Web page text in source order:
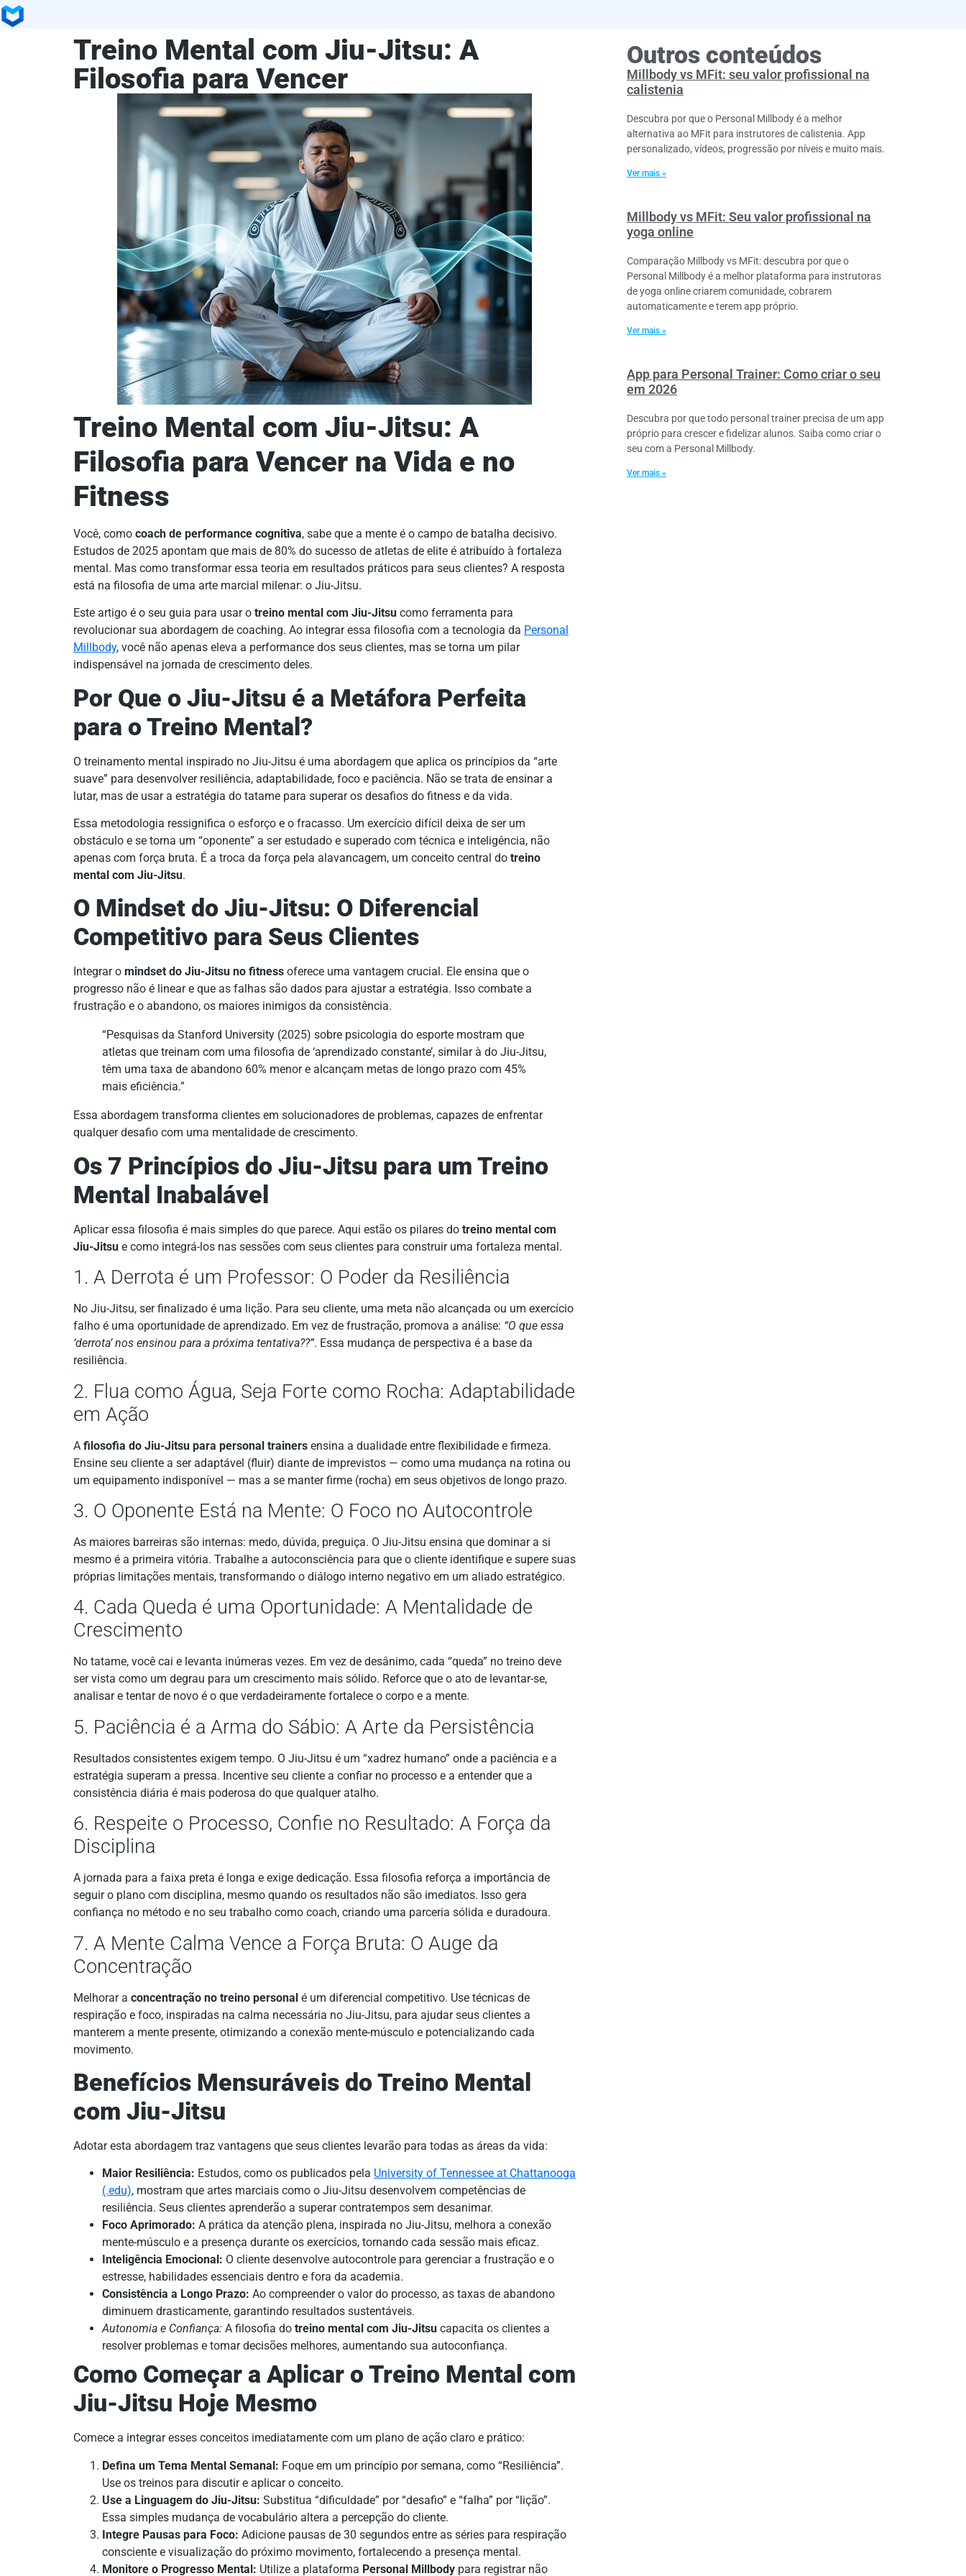
Treino Mental com Jiu-Jitsu: A
Filosofia para Vencer
Treino Mental com Jiu-Jitsu: A
Filosofia para Vencer na Vida e no
Fitness
Você, como coach de performance cognitiva, sabe que a mente é o campo de batalha decisivo.
Estudos de 2025 apontam que mais de 80% do sucesso de atletas de elite é atribuído à fortaleza
mental. Mas como transformar essa teoria em resultados práticos para seus clientes? A resposta
está na filosofia de uma arte marcial milenar: o Jiu-Jitsu.
Este artigo é o seu guia para usar o treino mental com Jiu-Jitsu como ferramenta para
revolucionar sua abordagem de coaching. Ao integrar essa filosofia com a tecnologia da Personal
Millbody, você não apenas eleva a performance dos seus clientes, mas se torna um pilar
indispensável na jornada de crescimento deles.
Por Que o Jiu-Jitsu é a Metáfora Perfeita
para o Treino Mental?
O treinamento mental inspirado no Jiu-Jitsu é uma abordagem que aplica os princípios da “arte
suave” para desenvolver resiliência, adaptabilidade, foco e paciência. Não se trata de ensinar a
lutar, mas de usar a estratégia do tatame para superar os desafios do fitness e da vida.
Essa metodologia ressignifica o esforço e o fracasso. Um exercício difícil deixa de ser um
obstáculo e se torna um “oponente” a ser estudado e superado com técnica e inteligência, não
apenas com força bruta. É a troca da força pela alavancagem, um conceito central do treino
mental com Jiu-Jitsu.
O Mindset do Jiu-Jitsu: O Diferencial
Competitivo para Seus Clientes
Integrar o mindset do Jiu-Jitsu no fitness oferece uma vantagem crucial. Ele ensina que o
progresso não é linear e que as falhas são dados para ajustar a estratégia. Isso combate a
frustração e o abandono, os maiores inimigos da consistência.
“Pesquisas da Stanford University (2025) sobre psicologia do esporte mostram que
atletas que treinam com uma filosofia de ‘aprendizado constante’, similar à do Jiu-Jitsu,
têm uma taxa de abandono 60% menor e alcançam metas de longo prazo com 45%
mais eficiência.”
Essa abordagem transforma clientes em solucionadores de problemas, capazes de enfrentar
qualquer desafio com uma mentalidade de crescimento.
Os 7 Princípios do Jiu-Jitsu para um Treino
Mental Inabalável
Aplicar essa filosofia é mais simples do que parece. Aqui estão os pilares do treino mental com
Jiu-Jitsu e como integrá-los nas sessões com seus clientes para construir uma fortaleza mental.
1. A Derrota é um Professor: O Poder da Resiliência
No Jiu-Jitsu, ser finalizado é uma lição. Para seu cliente, uma meta não alcançada ou um exercício
falho é uma oportunidade de aprendizado. Em vez de frustração, promova a análise: “O que essa
‘derrota’ nos ensinou para a próxima tentativa??”. Essa mudança de perspectiva é a base da
resiliência.
2. Flua como Água, Seja Forte como Rocha: Adaptabilidade
em Ação
A filosofia do Jiu-Jitsu para personal trainers ensina a dualidade entre flexibilidade e firmeza.
Ensine seu cliente a ser adaptável (fluir) diante de imprevistos — como uma mudança na rotina ou
um equipamento indisponível — mas a se manter firme (rocha) em seus objetivos de longo prazo.
3. O Oponente Está na Mente: O Foco no Autocontrole
As maiores barreiras são internas: medo, dúvida, preguiça. O Jiu-Jitsu ensina que dominar a si
mesmo é a primeira vitória. Trabalhe a autoconsciência para que o cliente identifique e supere suas
próprias limitações mentais, transformando o diálogo interno negativo em um aliado estratégico.
4. Cada Queda é uma Oportunidade: A Mentalidade de
Crescimento
No tatame, você cai e levanta inúmeras vezes. Em vez de desânimo, cada “queda” no treino deve
ser vista como um degrau para um crescimento mais sólido. Reforce que o ato de levantar-se,
analisar e tentar de novo é o que verdadeiramente fortalece o corpo e a mente.
5. Paciência é a Arma do Sábio: A Arte da Persistência
Resultados consistentes exigem tempo. O Jiu-Jitsu é um “xadrez humano” onde a paciência e a
estratégia superam a pressa. Incentive seu cliente a confiar no processo e a entender que a
consistência diária é mais poderosa do que qualquer atalho.
6. Respeite o Processo, Confie no Resultado: A Força da
Disciplina
A jornada para a faixa preta é longa e exige dedicação. Essa filosofia reforça a importância de
seguir o plano com disciplina, mesmo quando os resultados não são imediatos. Isso gera
confiança no método e no seu trabalho como coach, criando uma parceria sólida e duradoura.
7. A Mente Calma Vence a Força Bruta: O Auge da
Concentração
Melhorar a concentração no treino personal é um diferencial competitivo. Use técnicas de
respiração e foco, inspiradas na calma necessária no Jiu-Jitsu, para ajudar seus clientes a
manterem a mente presente, otimizando a conexão mente-músculo e potencializando cada
movimento.
Benefícios Mensuráveis do Treino Mental
com Jiu-Jitsu
Adotar esta abordagem traz vantagens que seus clientes levarão para todas as áreas da vida:
Maior Resiliência: Estudos, como os publicados pela University of Tennessee at Chattanooga
(.edu), mostram que artes marciais como o Jiu-Jitsu desenvolvem competências de
resiliência. Seus clientes aprenderão a superar contratempos sem desanimar.
Foco Aprimorado: A prática da atenção plena, inspirada no Jiu-Jitsu, melhora a conexão
mente-músculo e a presença durante os exercícios, tornando cada sessão mais eficaz.
Inteligência Emocional: O cliente desenvolve autocontrole para gerenciar a frustração e o
estresse, habilidades essenciais dentro e fora da academia.
Consistência a Longo Prazo: Ao compreender o valor do processo, as taxas de abandono
diminuem drasticamente, garantindo resultados sustentáveis.
Autonomia e Confiança: A filosofia do treino mental com Jiu-Jitsu capacita os clientes a
resolver problemas e tomar decisões melhores, aumentando sua autoconfiança.
Como Começar a Aplicar o Treino Mental com
Jiu-Jitsu Hoje Mesmo
Comece a integrar esses conceitos imediatamente com um plano de ação claro e prático:
Defina um Tema Mental Semanal: Foque em um princípio por semana, como “Resiliência”.
Use os treinos para discutir e aplicar o conceito.
Use a Linguagem do Jiu-Jitsu: Substitua “dificuldade” por “desafio” e “falha” por “lição”.
Essa simples mudança de vocabulário altera a percepção do cliente.
Integre Pausas para Foco: Adicione pausas de 30 segundos entre as séries para respiração
consciente e visualização do próximo movimento, fortalecendo a presença mental.
Monitore o Progresso Mental: Utilize a plataforma Personal Millbody para registrar não
Outros conteúdos
Millbody vs MFit: seu valor profissional na
calistenia
Descubra por que o Personal Millbody é a melhor
alternativa ao MFit para instrutores de calistenia. App
personalizado, vídeos, progressão por níveis e muito mais.
Ver mais »
Millbody vs MFit: Seu valor profissional na
yoga online
Comparação Millbody vs MFit: descubra por que o
Personal Millbody é a melhor plataforma para instrutoras
de yoga online criarem comunidade, cobrarem
automaticamente e terem app próprio.
Ver mais »
App para Personal Trainer: Como criar o seu
em 2026
Descubra por que todo personal trainer precisa de um app
próprio para crescer e fidelizar alunos. Saiba como criar o
seu com a Personal Millbody.
Ver mais »